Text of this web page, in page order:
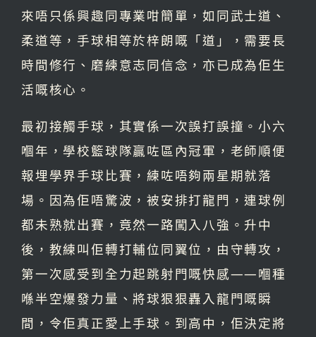
來唔只係興趣同專業咁簡單，如同武士道、
柔道等，手球相等於梓朗嘅「道」，需要長
時間修行、磨練意志同信念，亦已成為佢生
活嘅核心。
最初接觸手球，其實係一次誤打誤撞。小六
嗰年，學校籃球隊贏咗區內冠軍，老師順便
報埋學界手球比賽，練咗唔夠兩星期就落
場。因為佢唔驚波，被安排打龍門，連球例
都未熟就出賽，竟然一路闖入八強。升中
後，教練叫佢轉打輔位同翼位，由守轉攻，
第一次感受到全力起跳射門嘅快感——嗰種
喺半空爆發力量、將球狠狠轟入龍門嘅瞬
間，令佢真正愛上手球。到高中，佢決定將